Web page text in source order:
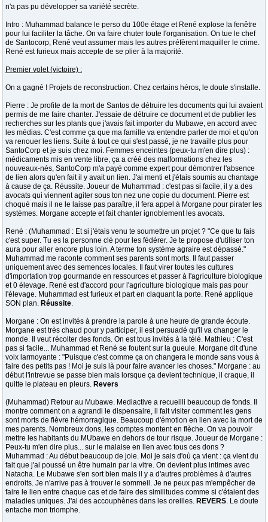
n'a pas pu développer sa variété secrète.
Intro : Muhammad balance le perso du 100e étage et René explose la fenêtre
pour lui faciliter la tâche. On va faire chuter toute l'organisation. On tue le chef
de Santocorp, René veut assumer mais les autres préfèrent maquiller le crime.
René est furieux mais accepte de se plier à la majorité.
Premier volet (victoire) :
On a gagné ! Projets de reconstruction. Chez certains héros, le doute s'installe.
Pierre : Je profite de la mort de Santos de détruire les documents qui lui avaient
permis de me faire chanter. J'essaie de détruire ce document et de publier les
recherches sur les plants que j'avais fait importer du Mubawe, en accord avec
les médias. C'est comme ça que ma famille va entendre parler de moi et qu'on
va renouer les liens. Suite à tout ce qui s'est passé, je ne travaille plus pour
SantoCorp et je suis chez moi. Femmes enceintes (peux-tu m'en dire plus) :
médicaments mis en vente libre, ça a créé des malformations chez les
nouveaux-nés, SantoCorp m'a payé comme expert pour démontrer l'absence
de lien alors qu'en fait il y avait un lien. J'ai menti et j'étais soumis au chantage
à cause de ça. Réussite. Joueur de Muhammad : c'est pas si facile, il y a des
avocats qui viennent agiter sous ton nez une copie du document. Pierre est
choqué mais il ne le laisse pas paraître, il fera appel à Morgane pour pirater les
systèmes. Morgane accepte et fait chanter ignoblement les avocats.
René : (Muhammad : Et si j'étais venu te soumettre un projet ? "Ce que tu fais
c'est super. Tu es la personne clé pour les fédérer. Je te propose d'utiliser ton
aura pour aller encore plus loin. A terme ton système agraire est dépassé."
Muhammad me raconte comment ses parents sont morts. Il faut passer
uniquement avec des semences locales. Il faut virer toutes les cultures
d'importation trop gourmande en ressources et passer à l'agriculture biologique
et 0 élevage. René est d'accord pour l'agriculture biologique mais pas pour
l'élevage. Muhammad est furieux et part en claquant la porte. René applique
SON plan. Réussite.
Morgane : On est invités à prendre la parole à une heure de grande écoute.
Morgane est très chaud pour y participer, il est persuadé qu'il va changer le
monde. Il veut récolter des fonds. On est tous invités à la télé. Mathieu : C'est
pas si facile... Muhammad et René se foutent sur la gueule. Morgane dit d'une
voix larmoyante : "Puisque c'est comme ça on changera le monde sans vous à
faire des petits pas ! Moi je suis là pour faire avancer les choses." Morgane : au
début l'intrevue se passe bien mais lorsque ça devient technique, il craque, il
quitte le plateau en pleurs. Revers
(Muhammad) Retour au Mubawe. Mediactive a recueilli beaucoup de fonds. Il
montre comment on a agrandi le dispensaire, il fait visiter comment les gens
sont morts de fièvre hémorragique. Beaucoup d'émotion en lien avec la mort de
mes parents. Nombreux dons, les comptes montent en flèche. On va pouvoir
mettre les habitants du MUbawe en dehors de tour risque. Joueur de Morgane :
Peux-tu m'en dire plus... sur le malaise en lien avec tous ces dons ?
Muhammad : Au début beaucoup de joie. Moi je sais d'où ça vient : ça vient du
fait que j'ai poussé un être humain par la vitre. On devient plus intimes avec
Natacha. Le Mubawe s'en sort bien mais il y a d'autres problèmes à d'autres
endroits. Je n'arrive pas à trouver le sommeil. Je ne peux pas m'empêcher de
faire le lien entre chaque cas et de faire des similitudes comme si c'étaient des
maladies uniques. J'ai des accouphènes dans les oreilles. REVERS. Le doute
entache mon triomphe.